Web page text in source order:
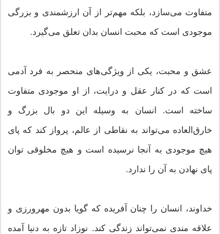
متفاوت می‌سازد، بلکه مهم‌تر از آن ارزشمندی و بزرگی
موجودی است که محبت انسان بدان تعلق می‌گیرد.
عشق و محبت، یکی از ویژگی‌های منحصر به فرد آدمی
است که در کنار عقل و درایت، از او موجودی متفاوت
ساخته است. انسان به وسیله این دو بال بزرگ و
خارق‌العاده می‌تواند به نقاطی از عالم، پرواز کند که پای
هیچ موجودی به آنجا نرسیده است و هیچ مخلوقی توان
پای نهادن به آن را ندارد.
خداوند، انسان را چنان آفریده که گویا بدون مهرورزی و
علاقه مندی نمی‌تواند زندگی کند. نوزاد تازه به دنیا آمده